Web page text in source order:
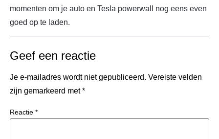
momenten om je auto en Tesla powerwall nog eens even
goed op te laden.
Geef een reactie
Je e-mailadres wordt niet gepubliceerd. Vereiste velden
zijn gemarkeerd met*
Reactie *